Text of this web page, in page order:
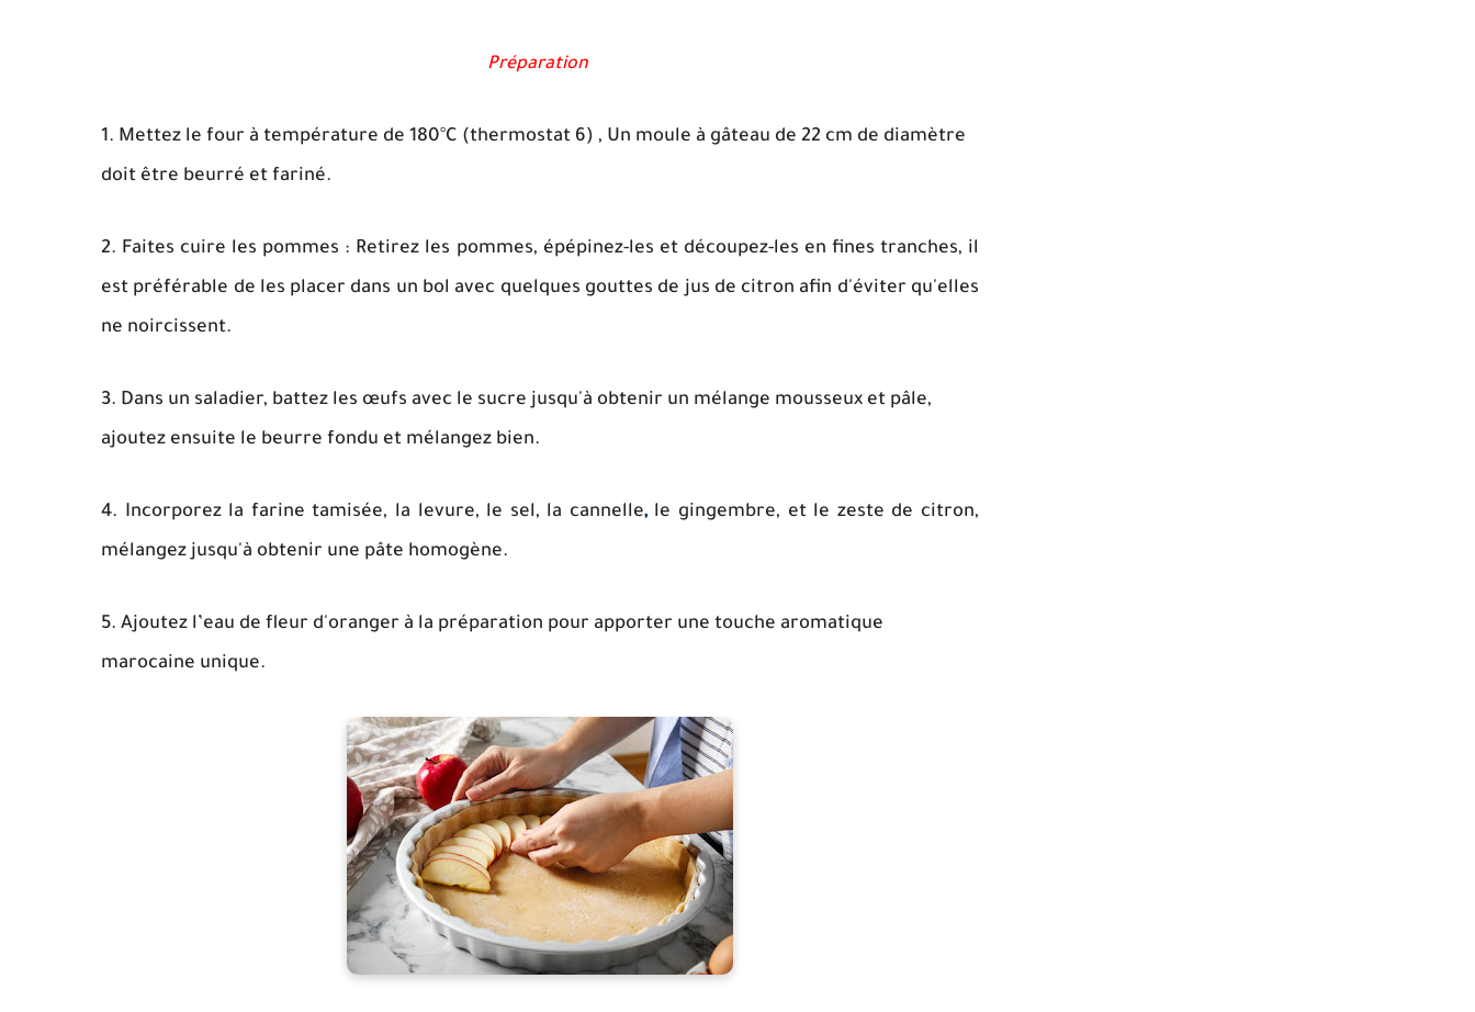
Préparation
1. Mettez le four à température de 180°C (thermostat 6) , Un moule à gâteau de 22 cm de diamètre
doit être beurré et fariné.
2. Faites cuire les pommes : Retirez les pommes, épépinez-les et découpez-les en fines tranches, il
est préférable de les placer dans un bol avec quelques gouttes de jus de citron afin d'éviter qu'elles
ne noircissent.
3. Dans un saladier, battez les œufs avec le sucre jusqu'à obtenir un mélange mousseux et pâle,
ajoutez ensuite le beurre fondu et mélangez bien.
4. Incorporez la farine tamisée, la levure, le sel, la cannelle, le gingembre, et le zeste de citron,
mélangez jusqu'à obtenir une pâte homogène.
5. Ajoutez l’eau de fleur d'oranger à la préparation pour apporter une touche aromatique
marocaine unique.